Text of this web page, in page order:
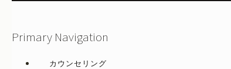
Primary Navigation
カウンセリング